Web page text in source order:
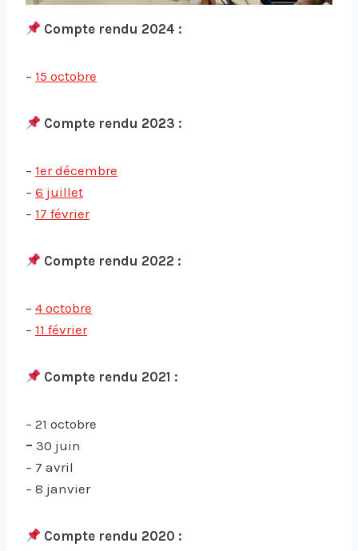
Compte rendu 2024 :
– 15 octobre
Compte rendu 2023 :
– 1er décembre
– 6 juillet
– 17 février
Compte rendu 2022 :
– 4 octobre
– 11 février
Compte rendu 2021 :
– 21 octobre
– 30 juin
– 7 avril
– 8 janvier
Compte rendu 2020 :